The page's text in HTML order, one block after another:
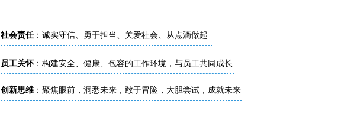
社会责任：诚实守信、勇于担当、关爱社会、从点滴做起
员工关怀：构建安全、健康、包容的工作环境，与员工共同成长
创新思维 ：聚焦眼前，洞悉未来，敢于冒险，大胆尝试，成就未来